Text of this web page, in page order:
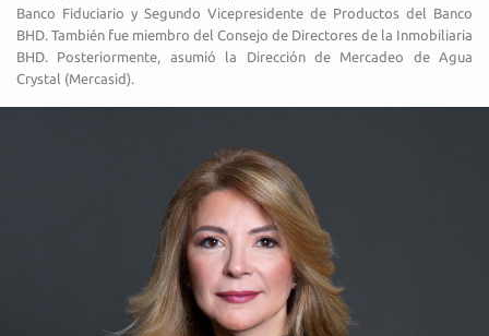
Banco Fiduciario y Segundo Vicepresidente de Productos del Banco
BHD. También fue miembro del Consejo de Directores de la Inmobiliaria
BHD. Posteriormente, asumió la Dirección de Mercadeo de Agua
Crystal (Mercasid).